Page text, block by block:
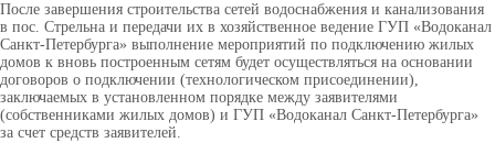
После завершения строительства сетей водоснабжения и канализования
в пос. Стрельна и передачи их в хозяйственное ведение ГУП «Водоканал
Санкт-Петербурга» выполнение мероприятий по подключению жилых
домов к вновь построенным сетям будет осуществляться на основании
договоров о подключении (технологическом присоединении),
заключаемых в установленном порядке между заявителями
(собственниками жилых домов) и ГУП «Водоканал Санкт-Петербурга»
за счет средств заявителей.